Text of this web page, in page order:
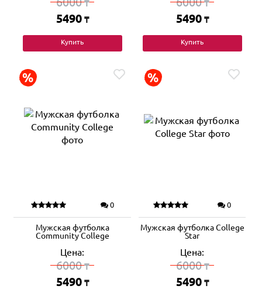
₸
5490 ₸
Купить
₸
5490 ₸
Купить
0
Мужская футболка
Community College
Цена:
6000₸
5490 ₸
0
Мужская футболка College
Star
Цена:
6000₸
5490 ₸